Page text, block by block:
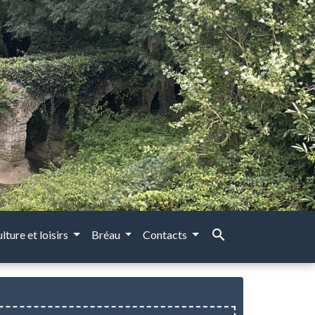
et loisirs Bréau Contacts search